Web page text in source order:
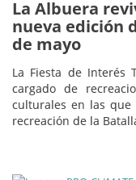
La Albuera
nueva edición
de mayo
La Fiesta de Interés
cargado de
culturales en las que
recreación de la